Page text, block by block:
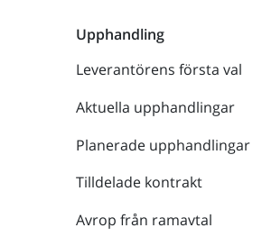
Upphandling
Leverantörens första val
Aktuella upphandlingar
Planerade upphandlingar
Tilldelade kontrakt
Avrop från ramavtal